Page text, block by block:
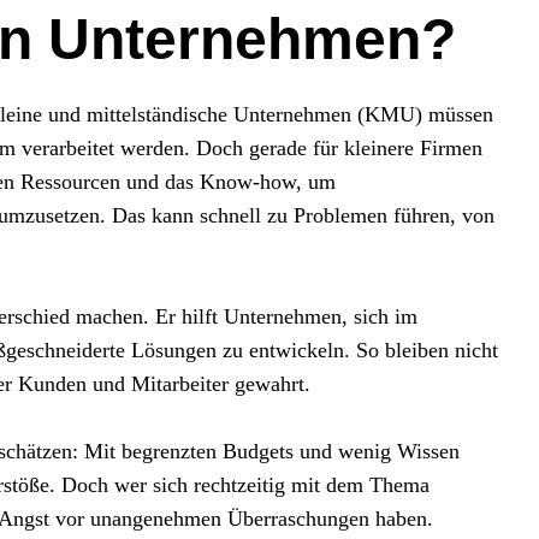
Unternehmen?
und mittelständische Unternehmen (KMU) müssen
verarbeitet werden. Doch gerade für kleinere Firmen
Ressourcen und das Know-how, um
Das kann schnell zu Problemen führen, von
machen. Er hilft Unternehmen, sich im
Lösungen zu entwickeln. So bleiben nicht
Kunden und Mitarbeiter gewahrt.
Mit begrenzten Budgets und wenig Wissen
Doch wer sich rechtzeitig mit dem Thema
vor unangenehmen Überraschungen haben.